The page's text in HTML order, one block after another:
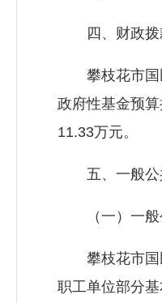
四、财政拨
攀枝花市国民
政府性基金预
11.33万元。
五、一般公
（一）一般
攀枝花市国民
职工单位部分